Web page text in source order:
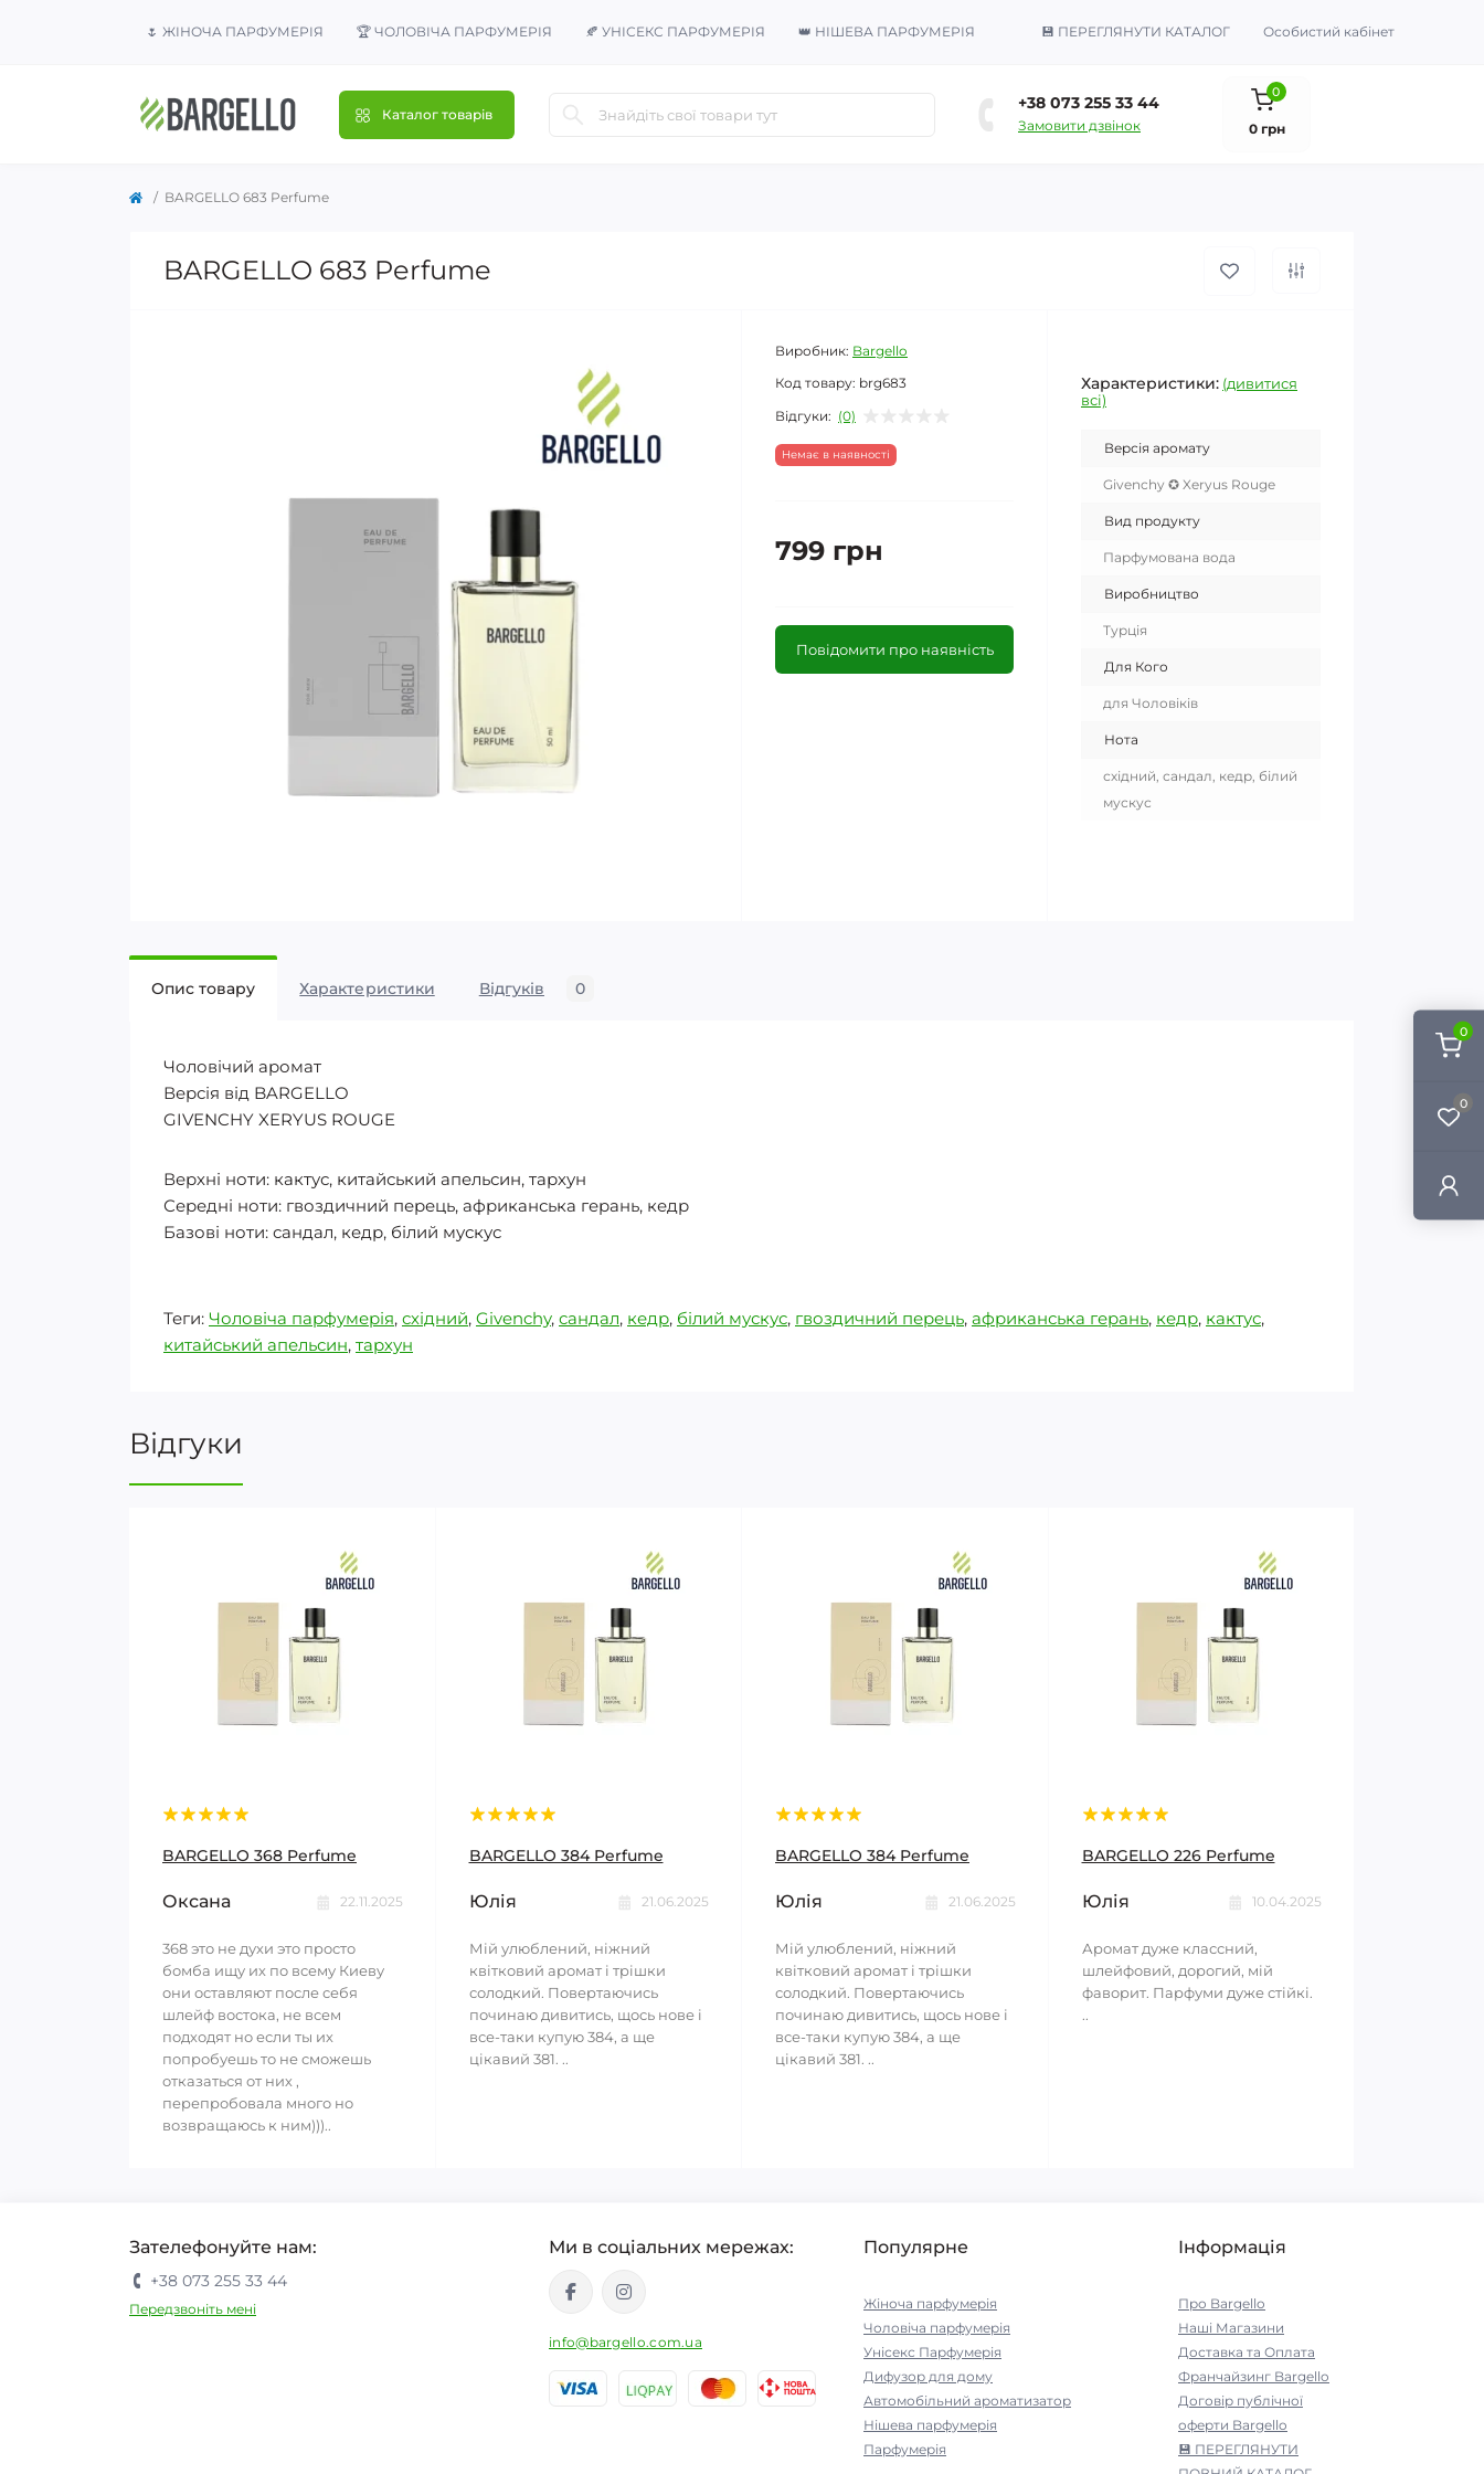
0
0
🌷 ЖІНОЧА ПАРФУМЕРІЯ 🏆 ЧОЛОВІЧА ПАРФУМЕРІЯ 🍂 УНІСЕКС ПАРФУМЕРІЯ 👑 НІШЕВА ПАРФУМЕРІЯ 💾 ПЕРЕГЛЯНУТИ КАТАЛОГ Особистий кабінет
Каталог товарів
+38 073 255 33 44
Замовити дзвінок
0
0 грн
BARGELLO 683 Perfume
BARGELLO 683 Perfume
Виробник: Bargello
Код товару: brg683
Відгуки: (0)
Немає в наявності
799 грн
Повідомити про наявність
Характеристики: (дивитися
всі)
Версія аромату
Givenchy ✪ Xeryus Rouge
Вид продукту
Парфумована вода
Виробництво
Турція
Для Кого
для Чоловіків
Нота
східний, сандал, кедр, білий
мускус
Опис товару Характеристики Відгуків 0
Чоловічий аромат
Версія від BARGELLO
GIVENCHY XERYUS ROUGE
Верхні ноти: кактус, китайський апельсин, тархун
Середні ноти: гвоздичний перець, африканська герань, кедр
Базові ноти: сандал, кедр, білий мускус
Теги: Чоловіча парфумерія, східний, Givenchy, сандал, кедр, білий мускус, гвоздичний перець, африканська герань, кедр, кактус,
китайський апельсин, тархун
Відгуки
BARGELLO 368 Perfume
Оксана 22.11.2025
368 это не духи это просто
бомба ищу их по всему Киеву
они оставляют после себя
шлейф востока, не всем
подходят но если ты их
попробуешь то не сможешь
отказаться от них ,
перепробовала много но
возвращаюсь к ним)))..
BARGELLO 384 Perfume
Юлія 21.06.2025
Мій улюблений, ніжний
квітковий аромат і трішки
солодкий. Повертаючись
починаю дивитись, щось нове і
все-таки купую 384, а ще
цікавий 381. ..
BARGELLO 384 Perfume
Юлія 21.06.2025
Мій улюблений, ніжний
квітковий аромат і трішки
солодкий. Повертаючись
починаю дивитись, щось нове і
все-таки купую 384, а ще
цікавий 381. ..
BARGELLO 226 Perfume
Юлія 10.04.2025
Аромат дуже классний,
шлейфовий, дорогий, мій
фаворит. Парфуми дуже стійкі.
..
Зателефонуйте нам:
+38 073 255 33 44
Передзвоніть мені
Ми в соціальних мережах:
info@bargello.com.ua
Популярне
Жіноча парфумерія
Чоловіча парфумерія
Унісекс Парфумерія
Дифузор для дому
Автомобільний ароматизатор
Нішева парфумерія
Парфумерія
Інформація
Про Bargello
Наші Магазини
Доставка та Оплата
Франчайзинг Bargello
Договір публічної
оферти Bargello
💾 ПЕРЕГЛЯНУТИ